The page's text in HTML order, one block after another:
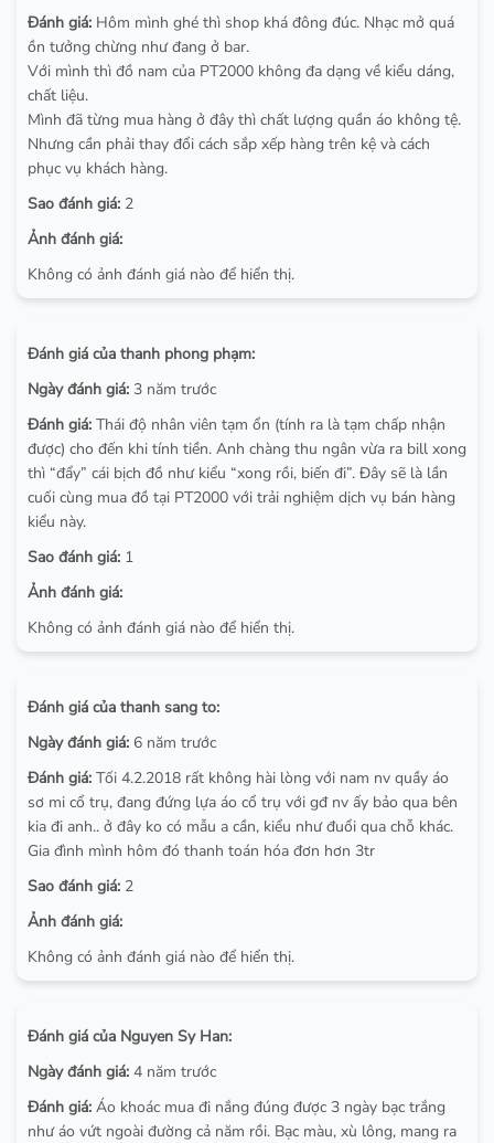
Đánh giá: Hôm mình ghé thì shop khá đông đúc. Nhạc mở quá
ồn tưởng chừng như đang ở bar.
Với mình thì đồ nam của PT2000 không đa dạng về kiểu dáng,
chất liệu.
Mình đã từng mua hàng ở đây thì chất lượng quần áo không tệ.
Nhưng cần phải thay đổi cách sắp xếp hàng trên kệ và cách
phục vụ khách hàng.
Sao đánh giá: 2
Ảnh đánh giá:
Không có ảnh đánh giá nào để hiển thị.
Đánh giá của thanh phong phạm:
Ngày đánh giá: 3 năm trước
Đánh giá: Thái độ nhân viên tạm ổn (tính ra là tạm chấp nhận
được) cho đến khi tính tiền. Anh chàng thu ngân vừa ra bill xong
thì “đẩy” cái bịch đồ như kiểu “xong rồi, biến đi”. Đây sẽ là lần
cuối cùng mua đồ tại PT2000 với trải nghiệm dịch vụ bán hàng
kiểu này.
Sao đánh giá: 1
Ảnh đánh giá:
Không có ảnh đánh giá nào để hiển thị.
Đánh giá của thanh sang to:
Ngày đánh giá: 6 năm trước
Đánh giá: Tối 4.2.2018 rất không hài lòng với nam nv quầy áo
sơ mi cổ trụ, đang đứng lựa áo cổ trụ với gđ nv ấy bảo qua bên
kia đi anh.. ở đây ko có mẫu a cần, kiểu như đuổi qua chỗ khác.
Gia đình mình hôm đó thanh toán hóa đơn hơn 3tr
Sao đánh giá: 2
Ảnh đánh giá:
Không có ảnh đánh giá nào để hiển thị.
Đánh giá của Nguyen Sy Han:
Ngày đánh giá: 4 năm trước
Đánh giá: Áo khoác mua đi nắng đúng được 3 ngày bạc trắng
như áo vứt ngoài đường cả năm rồi. Bạc màu, xù lông, mang ra